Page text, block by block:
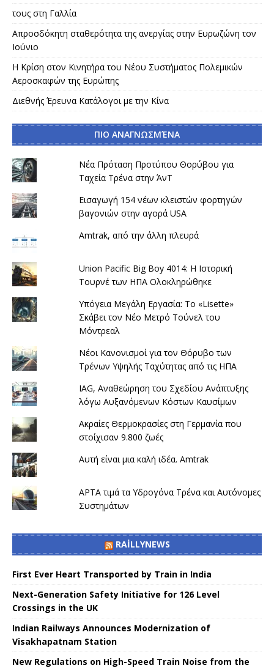
τους στη Γαλλία
Απροσδόκητη σταθερότητα της ανεργίας στην Ευρωζώνη τον
Ιούνιο
Η Κρίση στον Κινητήρα του Νέου Συστήματος Πολεμικών
Αεροσκαφών της Ευρώπης
Διεθνής Έρευνα Κατάλογοι με την Κίνα
ΠΙΟ ΑΝΑΓΝΩΣΜΈΝΑ
Νέα Πρόταση Προτύπου Θορύβου για
Ταχεία Τρένα στην ΆνΤ
Εισαγωγή 154 νέων κλειστών φορτηγών
βαγονιών στην αγορά USA
Amtrak, από την άλλη πλευρά
Union Pacific Big Boy 4014: Η Ιστορική
Τουρνέ των ΗΠΑ Ολοκληρώθηκε
Υπόγεια Μεγάλη Εργασία: Το «Lisette»
Σκάβει τον Νέο Μετρό Τούνελ του
Μόντρεαλ
Νέοι Κανονισμοί για τον Θόρυβο των
Τρένων Υψηλής Ταχύτητας από τις ΗΠΑ
IAG, Αναθεώρηση του Σχεδίου Ανάπτυξης
λόγω Αυξανόμενων Κόστων Καυσίμων
Ακραίες Θερμοκρασίες στη Γερμανία που
στοίχισαν 9.800 ζωές
Αυτή είναι μια καλή ιδέα. Amtrak
APTA τιμά τα Υδρογόνα Τρένα και Αυτόνομες
Συστημάτων
RAILLYNEWS
First Ever Heart Transported by Train in India
Next-Generation Safety Initiative for 126 Level
Crossings in the UK
Indian Railways Announces Modernization of
Visakhapatnam Station
New Regulations on High-Speed ​​Train Noise from the